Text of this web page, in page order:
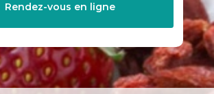
Rendez-vous en ligne